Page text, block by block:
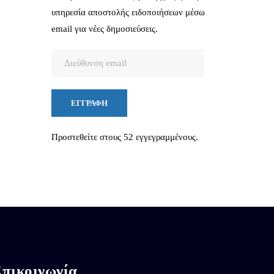
υπηρεσία αποστολής ειδοποιήσεων μέσω
email για νέες δημοσιεύσεις.
ΕΓΓΡΑΦΉ
Προστεθείτε στους 52 εγγεγραμμένους.